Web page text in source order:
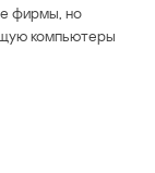
фирмы, но
компьютеры